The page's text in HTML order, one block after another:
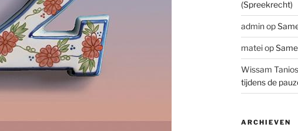
(Spreekrecht)
adminop
mateiop
Wissam Tanios
tijdens de
ARCHIEVEN